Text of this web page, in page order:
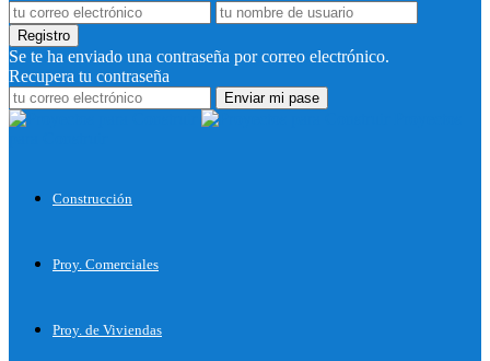
Se te ha enviado una contraseña por correo electrónico.
Recupera tu contraseña
Construcción
Proy. Comerciales
Proy. de Viviendas